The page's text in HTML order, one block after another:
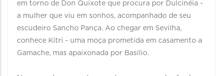
em torno de Don Quixote que procura por Dulcinéia -
a mulher que viu em sonhos, acompanhado de seu
escudeiro Sancho Pança. Ao chegar em Sevilha,
conhece Kitri - uma moça prometida em casamento a
Gamache, mas apaixonada por Basílio.